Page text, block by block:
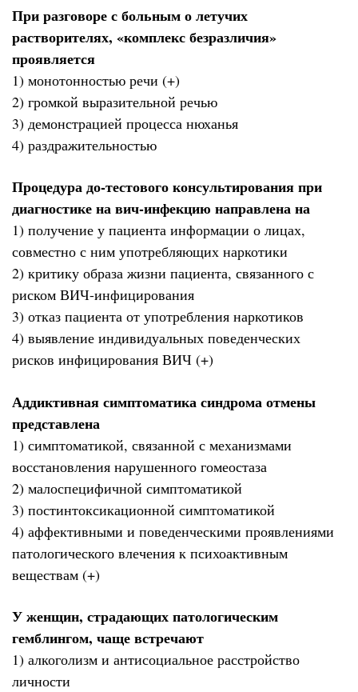
При разговоре с больным о летучих
растворителях, «комплекс безразличия»
проявляется
1) монотонностью речи (+)
2) громкой выразительной речью
3) демонстрацией процесса нюханья
4) раздражительностью
Процедура до-тестового консультирования при
диагностике на вич-инфекцию направлена на
1) получение у пациента информации о лицах,
совместно с ним употребляющих наркотики
2) критику образа жизни пациента, связанного с
риском ВИЧ-инфицирования
3) отказ пациента от употребления наркотиков
4) выявление индивидуальных поведенческих
рисков инфицирования ВИЧ (+)
Аддиктивная симптоматика синдрома отмены
представлена
1) симптоматикой, связанной с механизмами
восстановления нарушенного гомеостаза
2) малоспецифичной симптоматикой
3) постинтоксикационной симптоматикой
4) аффективными и поведенческими проявлениями
патологического влечения к психоактивным
веществам (+)
У женщин, страдающих патологическим
гемблингом, чаще встречают
1) алкоголизм и антисоциальное расстройство
личности